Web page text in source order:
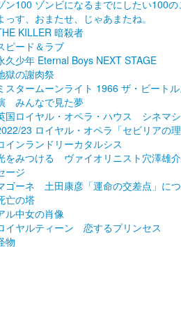
ン100 ゾンビになるまでにしたい100の
っす、おまたせ、じゃあまたね。
KILLER 暗殺者
ピード＆ラブ
久少年 Eternal Boys NEXT STAGE
獄の謝肉祭
スタームーンライト 1966 ザ・ビート
みんなで見た夢
国ロイヤル・オペラ・ハウス シネマ
23 ロイヤル・オペラ「セビリアの理
インランドリーカタルシス
をみつける ヴァイオリニスト穴澤雄
ージ
ゴーネ 土田康彦「運命の交差点」に
亡の塔
ル中女の肖像
イヤルティーン 恋するプリンセス
物